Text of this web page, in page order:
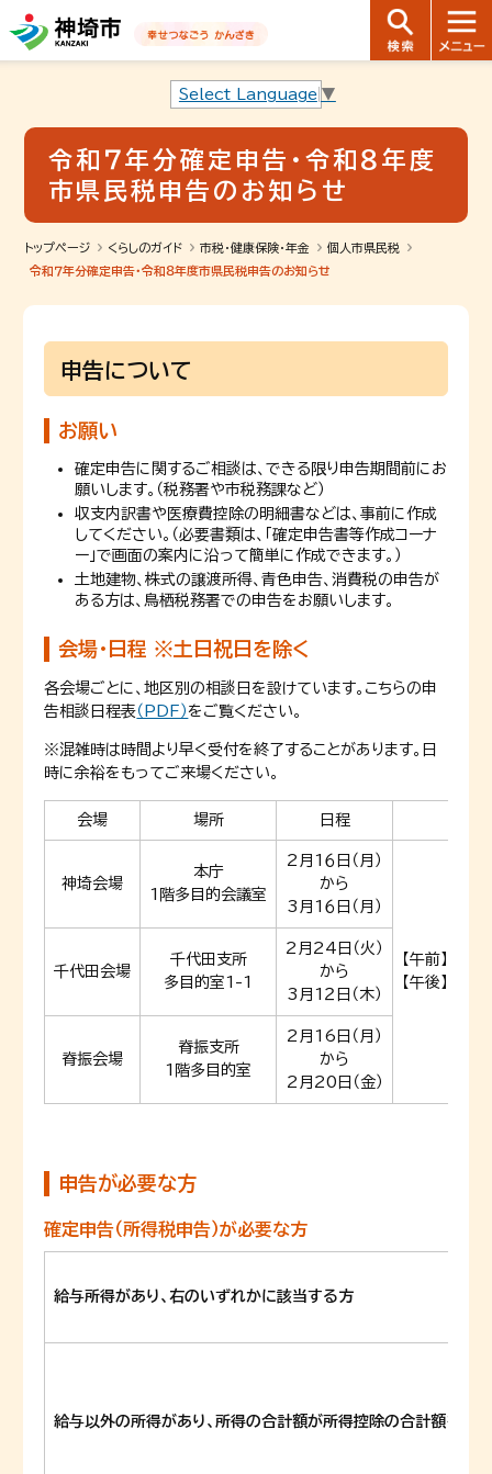
音声読み上げ用ナビゲーションです。
本文へ移動します
ページ最後（フッター）へ移動します
音声読み上げ用ナビゲーションはここまでです。
Select Language ▼
令和７年分確定申告・令和８年度
市県民税申告のお知らせ
トップページ くらしのガイド 市税・健康保険・年金
個人市県民税
令和７年分確定申告・令和８年度市県民税申告のお知らせ
申告について
お願い
確定申告に関するご相談は、できる限り申告期間前にお
願いします。（税務署や市税務課など）
収支内訳書や医療費控除の明細書などは、事前に作成
してください。（必要書類は、「確定申告書等作成コーナ
ー」で画面の案内に沿って簡単に作成できます。）
土地建物、株式の譲渡所得、青色申告、消費税の申告が
ある方は、鳥栖税務署での申告をお願いします。
会場・日程 ※土日祝日を除く
各会場ごとに、地区別の相談日を設けています。こちらの申
告相談日程表（PDF） をご覧ください。
※混雑時は時間より早く受付を終了することがあります。日
時に余裕をもってご来場ください。
会場 場所 日程
神埼会場
本庁
1階多目的会議室
2月1６日（月）
から
3月1６日（月）
【午前】
【午後】13時
千代田会場
千代田支所
多目的室1-1
2月24日（火）
から
3月1２日（木）
脊振会場
脊振支所
1階多目的室
2月16日（月）
から
2月20日（金）
申告が必要な方
確定申告（所得税申告）が必要な方
給与所得があり、右のいずれかに該当する方
給与以外の所得があり、所得の合計額が所得控除の合計額を超